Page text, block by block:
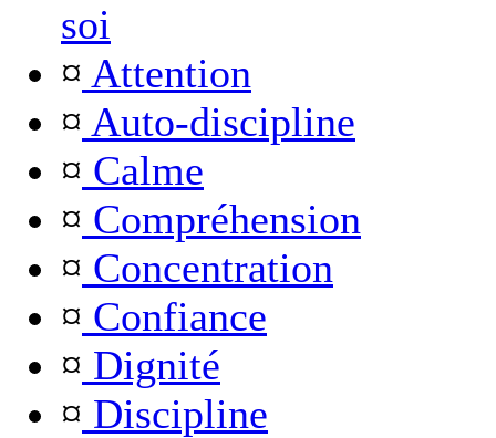
soi
¤ Attention
¤ Auto-discipline
¤ Calme
¤ Compréhension
¤ Concentration
¤ Confiance
¤ Dignité
¤ Discipline